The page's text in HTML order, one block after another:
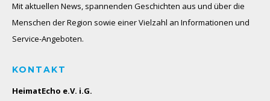
Mit aktuellen News, spannenden Geschichten aus und über die
Menschen der Region sowie einer Vielzahl an Informationen und
Service-Angeboten.
KONTAKT
HeimatEcho e.V. i.G.